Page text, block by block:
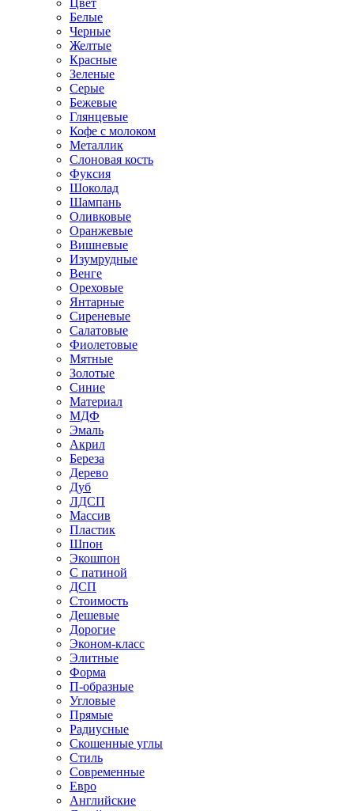
Цвет
Белые
Черные
Желтые
Красные
Зеленые
Серые
Бежевые
Глянцевые
Кофе с молоком
Металлик
Слоновая кость
Фуксия
Шоколад
Шампань
Оливковые
Оранжевые
Вишневые
Изумрудные
Венге
Ореховые
Янтарные
Сиреневые
Салатовые
Фиолетовые
Мятные
Золотые
Синие
Материал
МДФ
Эмаль
Акрил
Береза
Дерево
Дуб
ЛДСП
Массив
Пластик
Шпон
Экошпон
С патиной
ДСП
Стоимость
Дешевые
Дорогие
Эконом-класс
Элитные
Форма
П-образные
Угловые
Прямые
Радиусные
Скошенные углы
Стиль
Современные
Евро
Английские